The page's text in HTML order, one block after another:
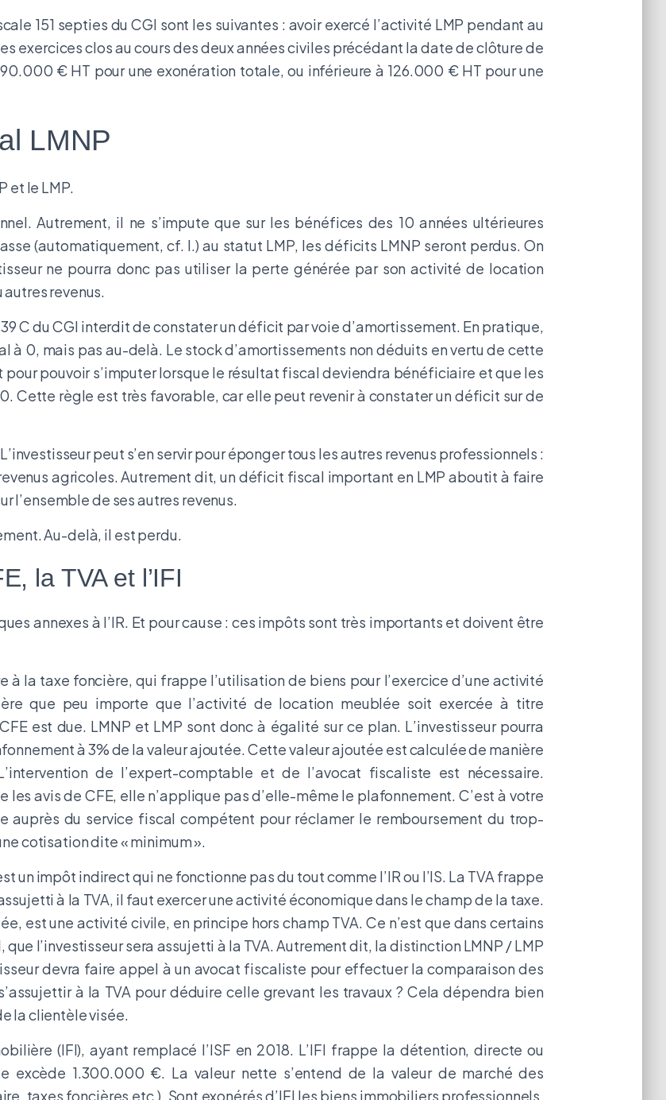
151 septies du CGI sont les suivantes : avoir exercé l’activité LMP pendant au
exercices clos au cours des deux années civiles précédant la date de clôture de
€ HT pour une exonération totale, ou inférieure à 126.000 € HT pour une
LMNP
et le LMP.
Autrement, il ne s’impute que sur les bénéfices des 10 années ultérieures
(automatiquement, cf. I.) au statut LMP, les déficits LMNP seront perdus. On
ne pourra donc pas utiliser la perte générée par son activité de location
revenus.
C du CGI interdit de constater un déficit par voie d’amortissement. En pratique,
0, mais pas au-delà. Le stock d’amortissements non déduits en vertu de cette
pouvoir s’imputer lorsque le résultat fiscal deviendra bénéficiaire et que les
Cette règle est très favorable, car elle peut revenir à constater un déficit sur de
peut s’en servir pour éponger tous les autres revenus professionnels :
agricoles. Autrement dit, un déficit fiscal important en LMP aboutit à faire
l’ensemble de ses autres revenus.
Au-delà, il est perdu.
la TVA et l’IFI
annexes à l’IR. Et pour cause : ces impôts sont très importants et doivent être
la taxe foncière, qui frappe l’utilisation de biens pour l’exercice d’une activité
que peu importe que l’activité de location meublée soit exercée à titre
est due. LMNP et LMP sont donc à égalité sur ce plan. L’investisseur pourra
à 3% de la valeur ajoutée. Cette valeur ajoutée est calculée de manière
de l’expert-comptable et de l’avocat fiscaliste est nécessaire.
avis de CFE, elle n’applique pas d’elle-même le plafonnement. C’est à votre
du service fiscal compétent pour réclamer le remboursement du trop-
cotisation dite « minimum ».
un impôt indirect qui ne fonctionne pas du tout comme l’IR ou l’IS. La TVA frappe
à la TVA, il faut exercer une activité économique dans le champ de la taxe.
est une activité civile, en principe hors champ TVA. Ce n’est que dans certains
l’investisseur sera assujetti à la TVA. Autrement dit, la distinction LMNP / LMP
devra faire appel à un avocat fiscaliste pour effectuer la comparaison des
à la TVA pour déduire celle grevant les travaux ? Cela dépendra bien
la clientèle visée.
(IFI), ayant remplacé l’ISF en 2018. L’IFI frappe la détention, directe ou
excède 1.300.000 €. La valeur nette s’entend de la valeur de marché des
taxes foncières etc.). Sont exonérés d’IFI les biens immobiliers professionnels,